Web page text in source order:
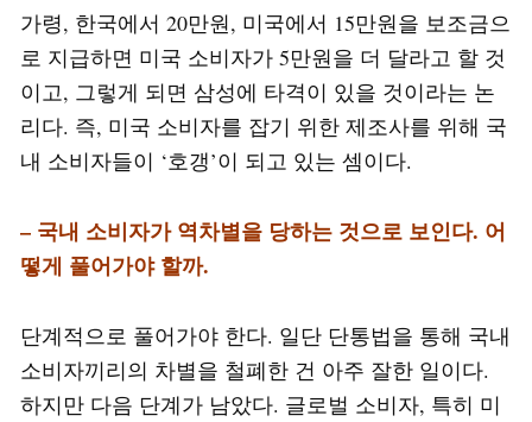
가령, 한국에서 20만원, 미국에서 15만원을 보조금으
로 지급하면 미국 소비자가 5만원을 더 달라고 할 것
이고, 그렇게 되면 삼성에 타격이 있을 것이라는 논
리다. 즉, 미국 소비자를 잡기 위한 제조사를 위해 국
내 소비자들이 ‘호갱’이 되고 있는 셈이다.
– 국내 소비자가 역차별을 당하는 것으로 보인다. 어
떻게 풀어가야 할까.
단계적으로 풀어가야 한다. 일단 단통법을 통해 국내
소비자끼리의 차별을 철폐한 건 아주 잘한 일이다.
하지만 다음 단계가 남았다. 글로벌 소비자, 특히 미